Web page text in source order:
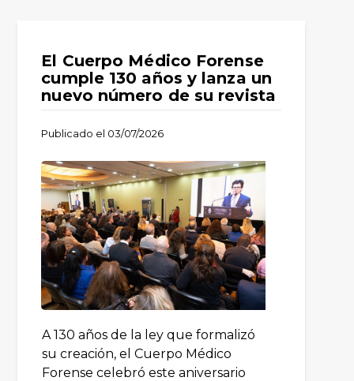
El Cuerpo Médico Forense
cumple 130 años y lanza un
nuevo número de su revista
Publicado el 03/07/2026
A 130 años de la ley que formalizó
su creación, el Cuerpo Médico
Forense celebró este aniversario